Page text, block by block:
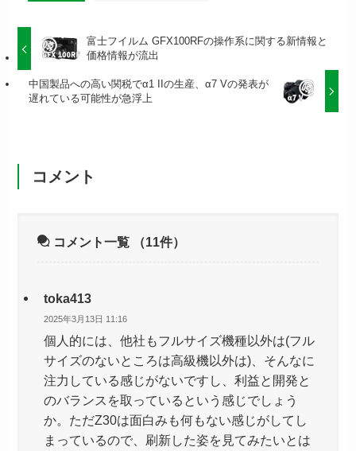
富士フイルム GFX100RFの操作系に関する新情報と
価格情報が流出
中国製品への高い関税でα1 IIの生産、α7 Vの発表が
遅れている可能性が急浮上
コメント
コメント一覧 （11件）
toka413
2025年3月13日 11:16
個人的には、他社もフルサイズ機種以外は(フル
サイズのないところは高級機以外は)、そんなに
注力している感じがないですし、利益と開発と
のバランスを取っているという感じでしょう
か。ただZ30は面白みも何もない感じがしてし
まっているので、刷新した姿を見てみたいとは